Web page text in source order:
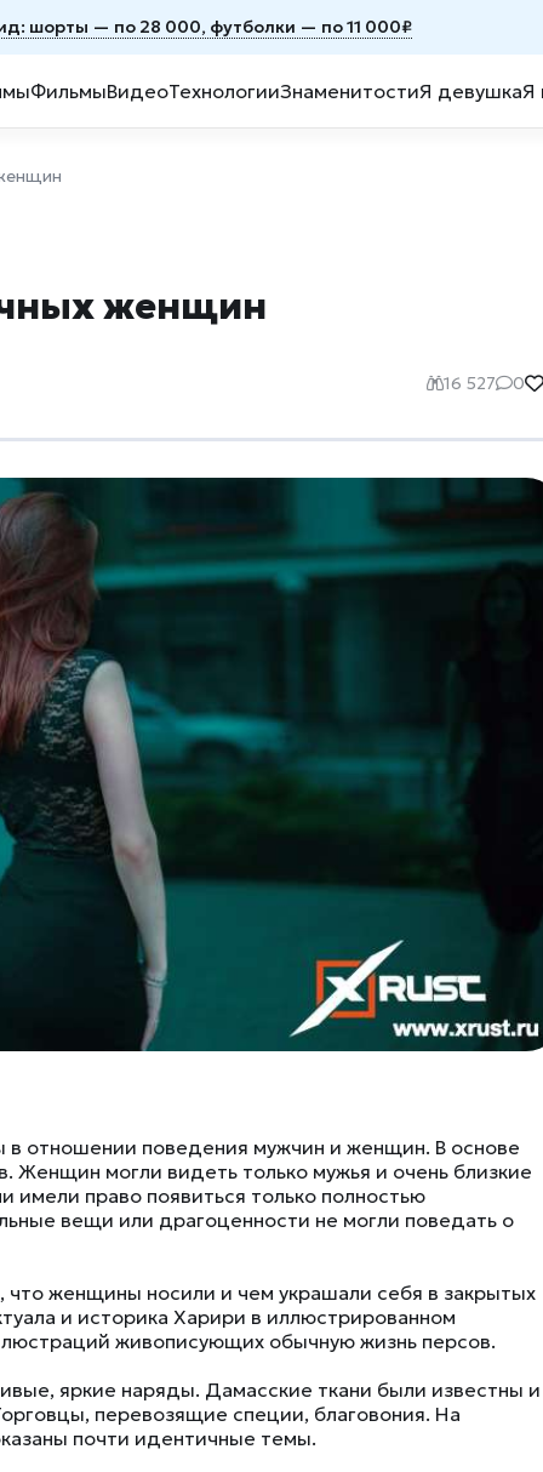
шорты — по 28 000, футболки — по 11 000₽
ФильмыВидеоТехнологииЗнаменитостиЯ девушкаЯ
женщин
16 527 0
отношении поведения мужчин и женщин. В основе
Женщин могли видеть только мужья и очень близкие
имели право появиться только полностью
вещи или драгоценности не могли поведать о
что женщины носили и чем украшали себя в закрытых
и историка Харири в иллюстрированном
живописующих обычную жизнь персов.
яркие наряды. Дамасские ткани были известны и
перевозящие специи, благовония. На
почти идентичные темы.